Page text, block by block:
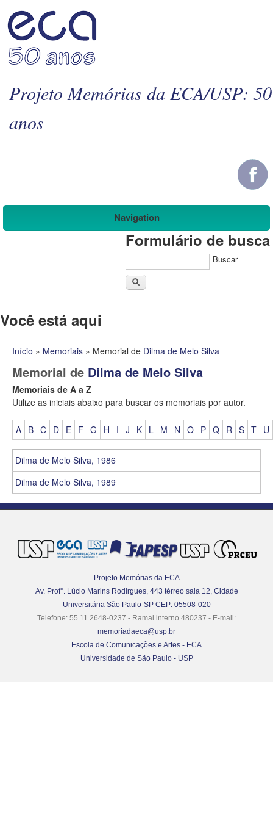
Projeto Memórias da ECA/USP: 50
anos
Navigation
Formulário de busca
Buscar
Você está aqui
Início » Memoriais » Memorial de Dilma de Melo Silva
Memorial de Dilma de Melo Silva
Memoriais de A a Z
Utilize as iniciais abaixo para buscar os memoriais por autor.
A B C D E F G H I J K L M N O P Q R S T U
Dilma de Melo Silva, 1986
Dilma de Melo Silva, 1989
Projeto Memórias da ECA
Av. Prof°. Lúcio Marins Rodirgues, 443 térreo sala 12, Cidade
Universitária São Paulo-SP CEP: 05508-020
Telefone: 55 11 2648-0237 - Ramal interno 480237 - E-mail:
memoriadaeca@usp.br
Escola de Comunicações e Artes - ECA
Universidade de São Paulo - USP